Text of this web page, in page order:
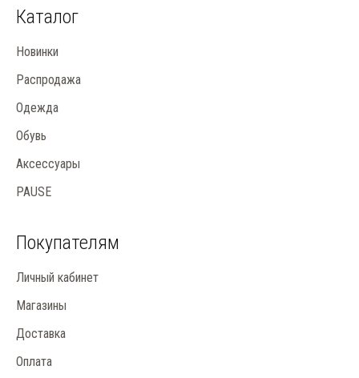
Каталог
Новинки
Распродажа
Одежда
Обувь
Аксессуары
PAUSE
Покупателям
Личный кабинет
Магазины
Доставка
Оплата